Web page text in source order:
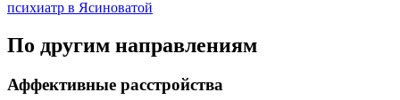
психиатр в Ясиноватой
По другим направлениям
Аффективные расстройства